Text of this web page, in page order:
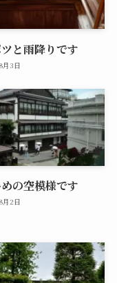
と雨降りです
月3日
の空模様です
月2日